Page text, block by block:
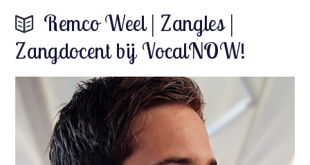
Remco Weel | Zangles |
Zangdocent bij VocalNOW!